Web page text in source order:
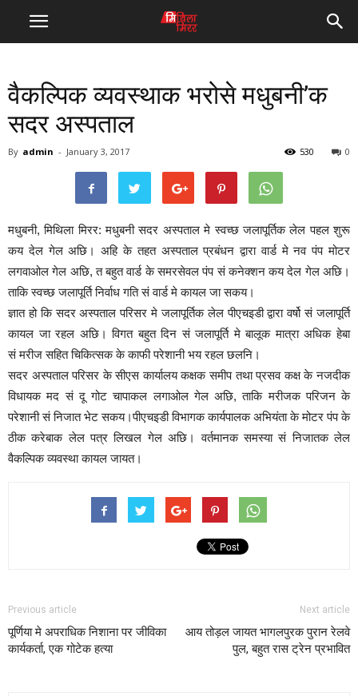
वैकल्पिक व्यवस्थाक भरोसे मधुबनी’क
सदर अस्पताल
By admin - January 3, 2017 0
530
मधुबनी, मिथिला मिरर: मधुबनी सदर अस्पताल मे स्वच्छ जलापूर्तिक लेल पहल शुरू
कय देल गेल अछि। अहि के तहत अस्पताल प्रबंधन द्वारा वार्ड मे नव पंप मोटर
लगवाओल गेल अछि, त बहुत वार्ड के समरसेवल पंप सं कनेक्शन कय देल गेल अछि।
ताकि स्वच्छ जलापूर्ति निर्वाध गति सं वार्ड मे कायल जा सकय।
ज्ञात हो कि सदर अस्पताल परिसर मे जलापूर्तिक लेल पीएचइडी द्वारा वर्षो सं जलापूर्ति
कायल जा रहल अछि। विगत बहुत दिन सं जलापूर्ति मे बालूक मात्रा अधिक हेबा
सं मरीज सहित चिकित्सक के काफी परेशानी भय रहल छलनि।
सदर अस्पताल परिसर के सीएस कार्यालय कक्षक समीप तथा प्रसव कक्ष के नजदीक
विधायक मद सं दू गोट चापाकल लगाओल गेल अछि, ताकि मरीजक परिजन के
परेशानी सं निजात भेट सकय।पीएचइडी विभागक कार्यपालक अभियंता के मोटर पंप के
ठीक करेबाक लेल पत्र लिखल गेल अछि। वर्तमानक समस्या सं निजातक लेल
वैकल्पिक व्यवस्था कायल जायत।
Previous article
पूर्णिया मे अपराधिक निशाना पर जीविका
कार्यकर्ता, एक गोटेक हत्या
Next article
आय तोड़ल जायत भागलपुरक पुरान रेलवे
पुल, बहुत रास ट्रेन प्रभावित